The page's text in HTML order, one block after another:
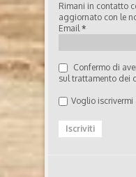
Rimani in contatto
aggiornato con le
Email*
Confermo di
sul trattamento dei
Voglio iscrivermi